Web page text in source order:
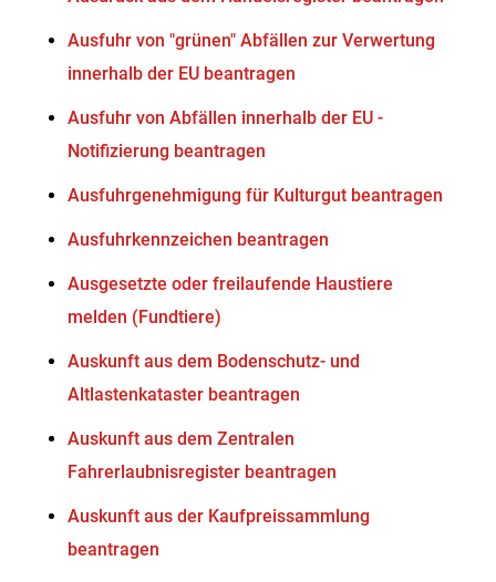
Ausfuhr von "grünen" Abfällen zur Verwertung
innerhalb der EU beantragen
Ausfuhr von Abfällen innerhalb der EU -
Notifizierung beantragen
Ausfuhrgenehmigung für Kulturgut beantragen
Ausfuhrkennzeichen beantragen
Ausgesetzte oder freilaufende Haustiere
melden (Fundtiere)
Auskunft aus dem Bodenschutz- und
Altlastenkataster beantragen
Auskunft aus dem Zentralen
Fahrerlaubnisregister beantragen
Auskunft aus der Kaufpreissammlung
beantragen